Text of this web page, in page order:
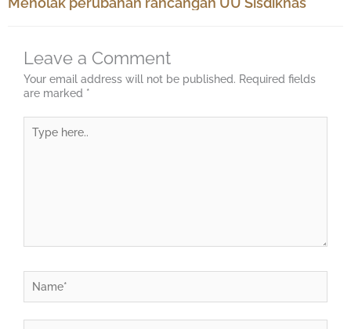
Leave a Comment
Your email address will not be published. Required fields
are marked *
here..